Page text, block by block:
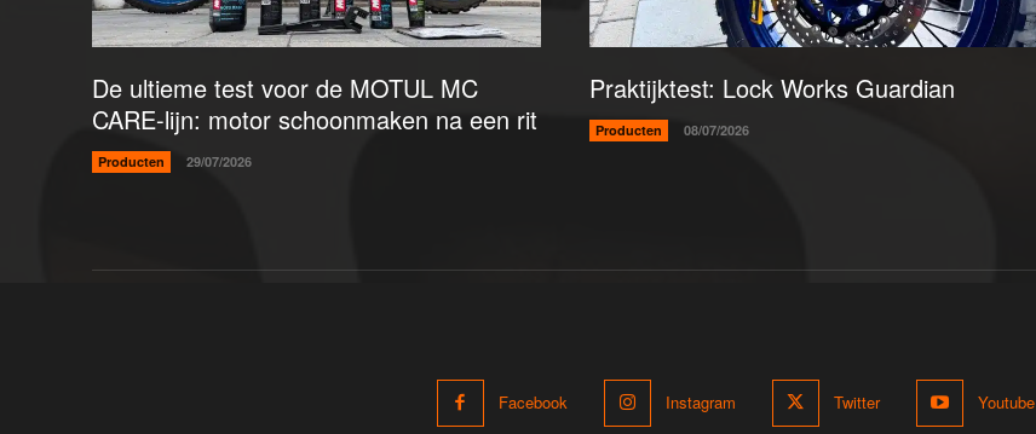
De ultieme test voor de MOTUL MC
CARE-lijn: motor schoonmaken na een rit
Producten 29/07/2026
Praktijktest: Lock Works Guardian
Producten 08/07/2026
Facebook Instagram Twitter Youtube